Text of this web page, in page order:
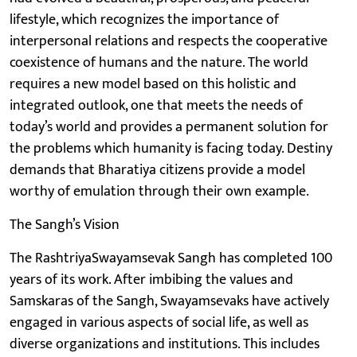
lifestyle, which recognizes the importance of
interpersonal relations and respects the cooperative
coexistence of humans and the nature. The world
requires a new model based on this holistic and
integrated outlook, one that meets the needs of
today’s world and provides a permanent solution for
the problems which humanity is facing today. Destiny
demands that Bharatiya citizens provide a model
worthy of emulation through their own example.
The Sangh’s Vision
The RashtriyaSwayamsevak Sangh has completed 100
years of its work. After imbibing the values and
Samskaras of the Sangh, Swayamsevaks have actively
engaged in various aspects of social life, as well as
diverse organizations and institutions. This includes